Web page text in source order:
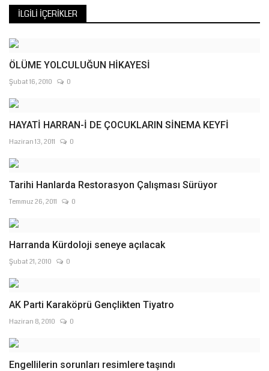
İLGILI İÇERIKLER
ÖLÜME YOLCULUĞUN HİKAYESİ
Şubat 16, 2010 0
HAYATİ HARRAN-İ DE ÇOCUKLARIN SİNEMA KEYFİ
Haziran 13, 2011 0
Tarihi Hanlarda Restorasyon Çalışması Sürüyor
Temmuz 26, 2011 0
Harranda Kürdoloji seneye açılacak
Şubat 21, 2010 0
AK Parti Karaköprü Gençlikten Tiyatro
Haziran 8, 2010 0
Engellilerin sorunları resimlere taşındı